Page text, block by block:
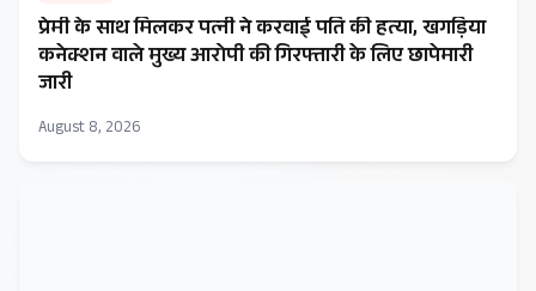
प्रेमी के साथ मिलकर पत्नी ने करवाई पति की हत्या, खगड़िया
कनेक्शन वाले मुख्य आरोपी की गिरफ्तारी के लिए छापेमारी
जारी
August 8, 2026